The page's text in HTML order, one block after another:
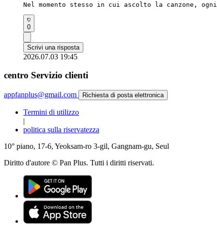
Nel momento stesso in cui ascolto la canzone,
0
Scrivi una risposta
2026.07.03 19:45
centro Servizio clienti
appfanplus@gmail.com Richiesta di posta elettronica
Termini di utilizzo
|
politica sulla riservatezza
10° piano, 17-6, Yeoksam-ro 3-gil, Gangnam-gu, Seul
Diritto d'autore © Pan Plus. Tutti i diritti riservati.